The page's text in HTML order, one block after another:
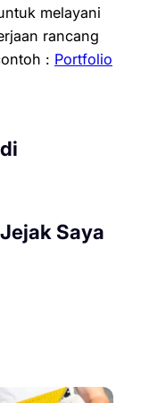
melayani
rancang
: Portfolio
Saya